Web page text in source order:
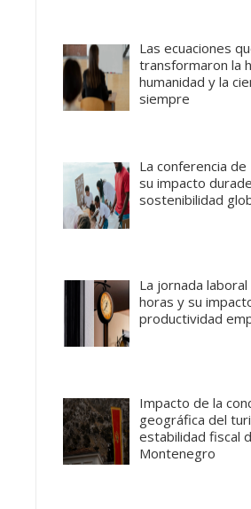
Las ecuaciones
transformaron la
humanidad y la
siempre
La conferencia
su impacto
sostenibilidad
La jornada
horas y su
productividad
Impacto de la
geográfica del
estabilidad fiscal
Montenegro